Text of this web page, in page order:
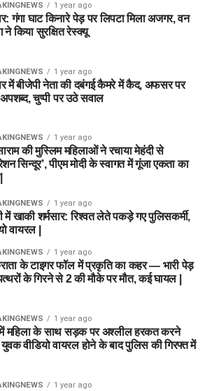
1 year ago
गंगा घाट किनारे पेड़ पर लिपटा मिला अजगर, वन
ने किया सुरक्षित रेस्क्यू
1 year ago
में बीजेपी नेता की दबंगई कैमरे में कैद, अफसर पर
चुप्पी पर उठे सवाल
1 year ago
की मुस्लिम महिलाओं ने रचाया मेहंदी से
सिन्दूर’, पीएम मोदी के स्वागत में गूंजा एकता का
1 year ago
में खाकी शर्मसार: रिश्वत लेते पकड़े गए पुलिसकर्मी,
वायरल |
1 year ago
के टाइगर फॉल में प्रकृति का कहर — भारी पेड़
के गिरने से 2 की मौके पर मौत, कई घायल |
1 year ago
महिला के साथ सड़क पर अश्लील हरकत करने
युवक वीडियो वायरल होने के बाद पुलिस की गिरफ्त में
1 year ago